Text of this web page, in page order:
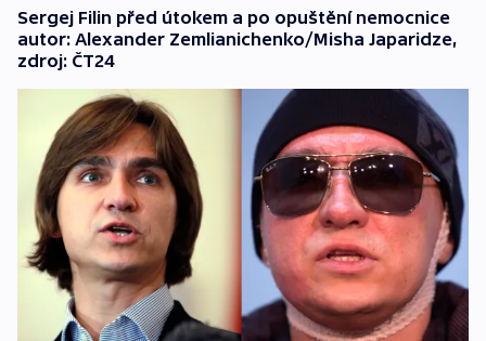
Sergej Filin před útokem a po opuštění nemocnice
autor: Alexander Zemlianichenko/Misha Japaridze,
zdroj: ČT24